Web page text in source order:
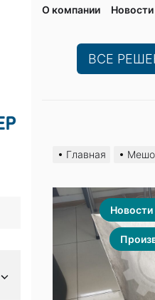
ВСЕ
Показывать
Главная
О компании Новости